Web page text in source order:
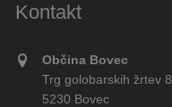
Kontakt
Občina Bovec
Trg golobarskih žrtev 8
5230 Bovec